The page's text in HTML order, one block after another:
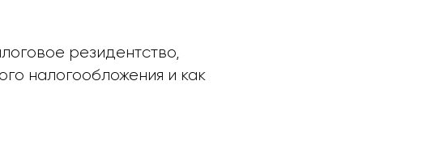
резидентство,
налогообложения и как